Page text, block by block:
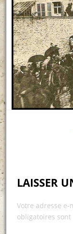
LAISSER
Votre adresse
obligatoires